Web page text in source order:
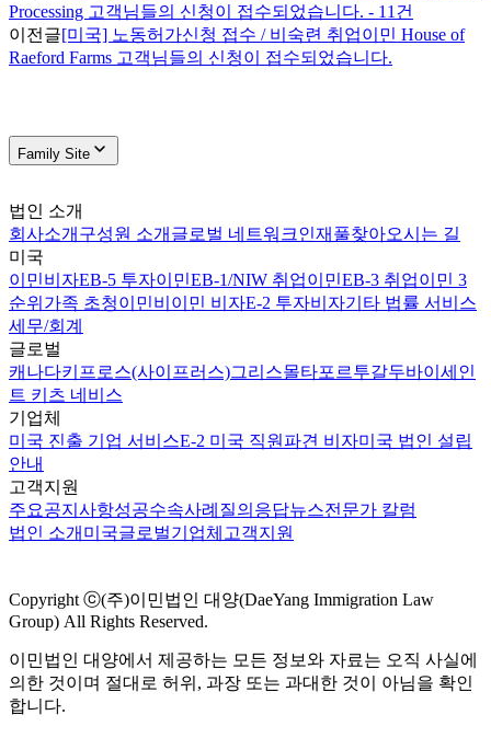
Processing 고객님들의 신청이 접수되었습니다. - 11건
이전글[미국] 노동허가신청 접수 / 비숙련 취업이민 House of
Raeford Farms 고객님들의 신청이 접수되었습니다.
Family Site
법인 소개
회사소개 구성원 소개 글로벌 네트워크인재풀찾아오시는 길
미국
이민비자EB-5 투자이민EB-1/NIW 취업이민EB-3 취업이민 3
순위 가족 초청이민비이민 비자E-2 투자비자기타 법률 서비스
세무/회계
글로벌
캐나다키프로스(사이프러스)그리스몰타포르투갈두바이 세인
트 키츠 네비스
기업체
미국 진출 기업 서비스E-2 미국 직원파견 비자미국 법인 설립
안내
고객지원
주요공지사항성공수속사례 질의응답뉴스전문가 칼럼
법인 소개 미국글로벌기업체 고객지원
Copyright ⓒ(주)이민법인 대양(DaeYang Immigration Law
Group) All Rights Reserved.
이민법인 대양에서 제공하는 모든 정보와 자료는 오직 사실에
의한 것이며 절대로 허위, 과장 또는 과대한 것이 아님을 확인
합니다.